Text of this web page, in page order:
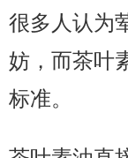
很多人认为
妨，而茶叶
标准。